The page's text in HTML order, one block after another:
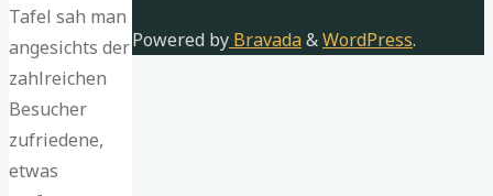
Tafel sah man
angesichts der
zahlreichen
Besucher
zufriedene,
etwas
Powered by Bravada&WordPress.